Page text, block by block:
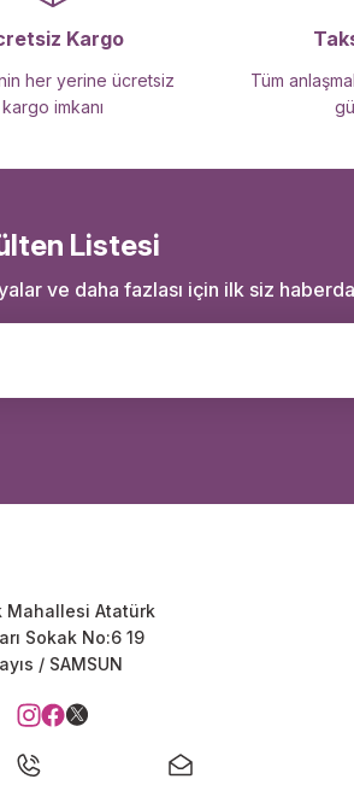
Kargo
her yerine ücretsiz
kargo imkanı
Tüm
Listesi
ve daha fazlası için ilk siz
Mahallesi Atatürk
Sokak No:6 19
/ SAMSUN